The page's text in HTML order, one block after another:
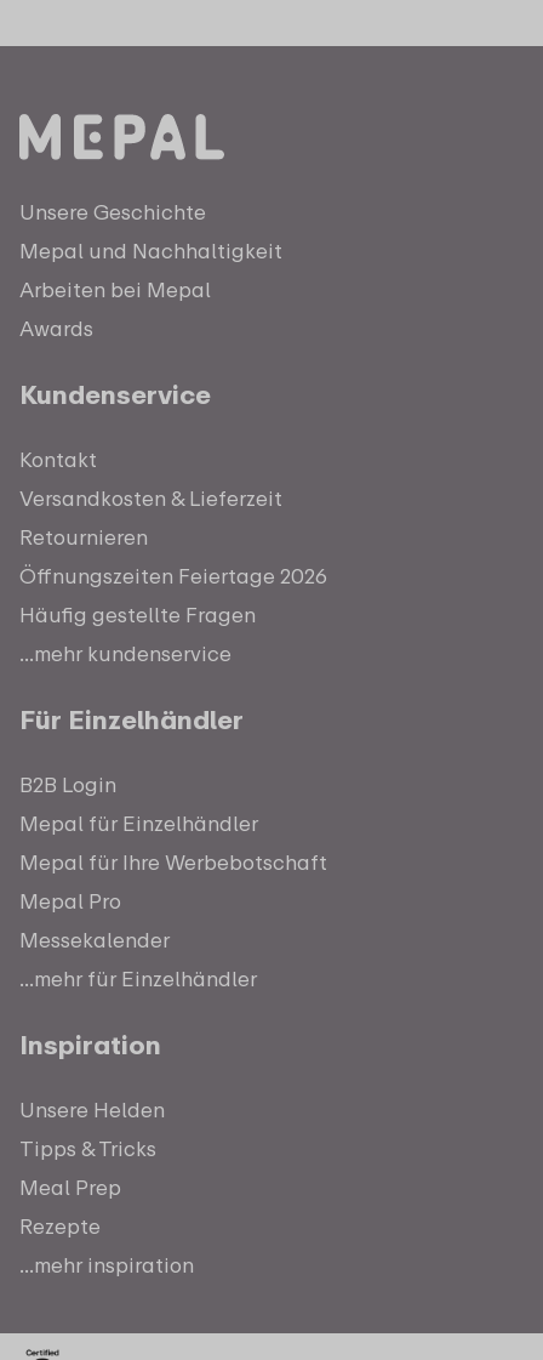
Unsere Geschichte
Mepal und Nachhaltigkeit
Arbeiten bei Mepal
Awards
Kundenservice
Kontakt
Versandkosten & Lieferzeit
Retournieren
Öffnungszeiten Feiertage 2026
Häufig gestellte Fragen
...mehr kundenservice
Für Einzelhändler
B2B Login
Mepal für Einzelhändler
Mepal für Ihre Werbebotschaft
Mepal Pro
Messekalender
...mehr für Einzelhändler
Inspiration
Unsere Helden
Tipps & Tricks
Meal Prep
Rezepte
...mehr inspiration